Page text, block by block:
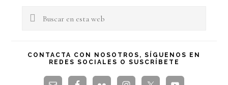
lateral
Buscar
esta
CONTACTA CON NOSOTROS, SÍGUENOS EN
REDES SOCIALES O SUSCRÍBETE